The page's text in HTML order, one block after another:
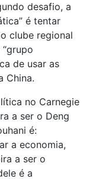
desafio, a
é tentar
clube regional
de usar as
China.
no Carnegie
a ser o Deng
é:
a economia,
a ser o
é a